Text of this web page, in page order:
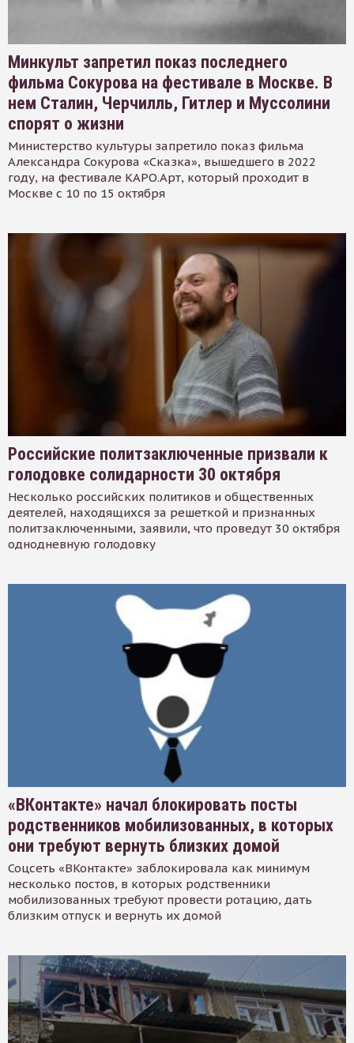
Минкульт запретил показ последнего
фильма Сокурова на фестивале в Москве. В
нем Сталин, Черчилль, Гитлер и Муссолини
спорят о жизни
Министерство культуры запретило показ фильма
Александра Сокурова «Сказка», вышедшего в 2022
году, на фестивале КАРО.Арт, который проходит в
Москве с 10 по 15 октября
Российские политзаключенные призвали к
голодовке солидарности 30 октября
Несколько российских политиков и общественных
деятелей, находящихся за решеткой и признанных
политзаключенными, заявили, что проведут 30 октября
однодневную голодовку
«ВКонтакте» начал блокировать посты
родственников мобилизованных, в которых
они требуют вернуть близких домой
Соцсеть «ВКонтакте» заблокировала как минимум
несколько постов, в которых родственники
мобилизованных требуют провести ротацию, дать
близким отпуск и вернуть их домой